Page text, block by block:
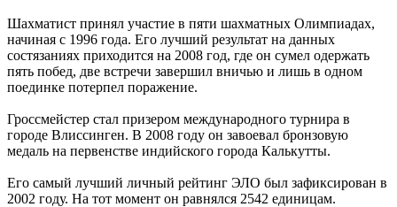
Шахматист принял участие в пяти шахматных Олимпиадах,
начиная с 1996 года. Его лучший результат на данных
состязаниях приходится на 2008 год, где он сумел одержать
пять побед, две встречи завершил вничью и лишь в одном
поединке потерпел поражение.
Гроссмейстер стал призером международного турнира в
городе Влиссинген. В 2008 году он завоевал бронзовую
медаль на первенстве индийского города Калькутты.
Его самый лучший личный рейтинг ЭЛО был зафиксирован в
2002 году. На тот момент он равнялся 2542 единицам.